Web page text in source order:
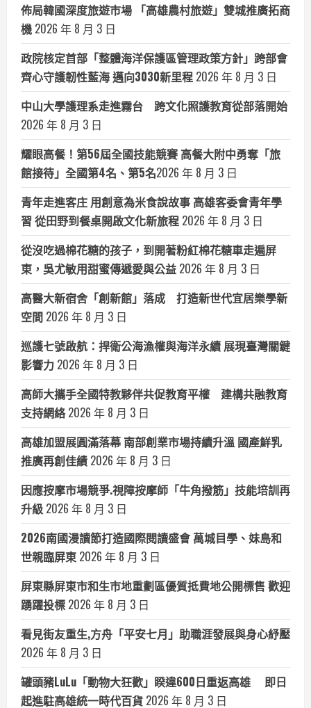
佈局韓國深度旅遊市場 「高雄農村旅遊」雙城推廣拓商
機 2026 年 8 月 3 日
政院核定首部「整體海洋保護區管理政策方針」跨部會
齊心守護韌性藍海 邁向3030新里程 2026 年 8 月 3 日
中山大學護理系走進霧台 跨文化照護教育從部落開始
2026 年 8 月 3 日
耀眼高餐！第56屆全國技能競賽 高餐大附中勇奪「旅
館接待」全國第4名、第5名​2026 年 8 月 3 日
青年走進客庄 用創意為米食說故事 高雄客委會青年學
習 從田野到餐桌開啟文化新旅程 2026 年 8 月 3 日
從沒吃過棉花糖的孩子，到開著粉紅棉花糖車走遍屏
東，吳尤敏用甜蜜傳遞愛與公益 2026 年 8 月 3 日
高醫大新宿舍「創新館」落成 打造新世代宜居樂學新
空間 2026 年 8 月 3 日
巡護七號啟航：捍衛公海漁權與海洋永續 展現臺灣關鍵
影響力 2026 年 8 月 3 日
高師大攜手全國特教夥伴共促教育平權 建構共融教育
支持網絡 2026 年 8 月 3 日
高雄加盟展圓滿落幕 南部創業市場持續升溫 國產鮮乳
推廣再創佳績 2026 年 8 月 3 日
因應按摩市場競爭.視障按摩師「牛角撥筋」技能培訓再
升級 2026 年 8 月 3 日
2026南國漫讀節打造國際閱讀盛會 萬城目學、妹島和
世親臨屏東 2026 年 8 月 3 日
屏東縣屏東市和生市地重劃區優質抵費地公開標售 歡迎
踴躍投標 2026 年 8 月 3 日
看見街友重生,方舟「平安七月」助職涯發展與身心紓壓
2026 年 8 月 3 日
罐頭豬LuLu「動物大狂歡」睽違600日重返高雄 即日
起進駐高雄統一時代百貨 2026 年 8 月 3 日